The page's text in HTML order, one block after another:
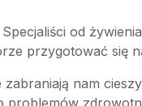
Specjaliści od
przygotować się
nam